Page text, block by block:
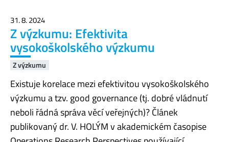
31. 8. 2024
Z výzkumu: Efektivita
vysokoškolského výzkumu
Z výzkumu
Existuje korelace mezi efektivitou vysokoškolského
výzkumu a tzv. good governance (tj. dobré vládnutí
neboli řádná správa věcí veřejných)? Článek
publikovaný dr. V. HOLÝM v akademickém časopise